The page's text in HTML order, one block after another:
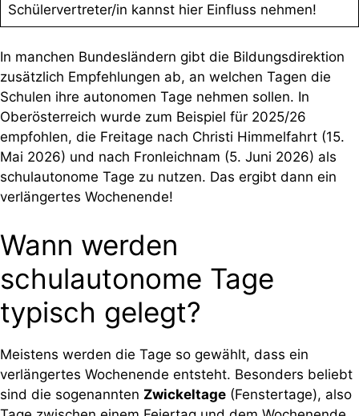
Schülervertreter/in kannst hier Einfluss nehmen!
In manchen Bundesländern gibt die Bildungsdirektion
zusätzlich Empfehlungen ab, an welchen Tagen die
Schulen ihre autonomen Tage nehmen sollen. In
Oberösterreich wurde zum Beispiel für 2025/26
empfohlen, die Freitage nach Christi Himmelfahrt (15.
Mai 2026) und nach Fronleichnam (5. Juni 2026) als
schulautonome Tage zu nutzen. Das ergibt dann ein
verlängertes Wochenende!
Wann werden
schulautonome Tage
typisch gelegt?
Meistens werden die Tage so gewählt, dass ein
verlängertes Wochenende entsteht. Besonders beliebt
sind die sogenannten Zwickeltage (Fenstertage), also